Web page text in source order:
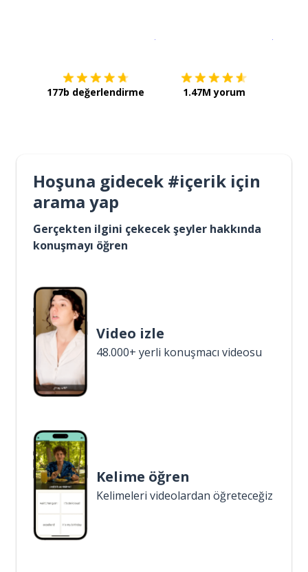
177b değerlendirme 1.47M yorum
Hoşuna gidecek #içerik için
arama yap
Gerçekten ilgini çekecek şeyler hakkında
konuşmayı öğren
Video izle
48.000+ yerli konuşmacı videosu
Kelime öğren
Kelimeleri videolardan öğreteceğiz